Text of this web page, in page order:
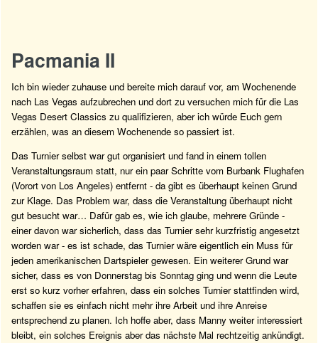
Pacmania II
Ich bin wieder zuhause und bereite mich darauf vor, am Wochenende
nach Las Vegas aufzubrechen und dort zu versuchen mich für die Las
Vegas Desert Classics zu qualifizieren, aber ich würde Euch gern
erzählen, was an diesem Wochenende so passiert ist.
Das Turnier selbst war gut organisiert und fand in einem tollen
Veranstaltungsraum statt, nur ein paar Schritte vom Burbank Flughafen
(Vorort von Los Angeles) entfernt - da gibt es überhaupt keinen Grund
zur Klage. Das Problem war, dass die Veranstaltung überhaupt nicht
gut besucht war… Dafür gab es, wie ich glaube, mehrere Gründe -
einer davon war sicherlich, dass das Turnier sehr kurzfristig angesetzt
worden war - es ist schade, das Turnier wäre eigentlich ein Muss für
jeden amerikanischen Dartspieler gewesen. Ein weiterer Grund war
sicher, dass es von Donnerstag bis Sonntag ging und wenn die Leute
erst so kurz vorher erfahren, dass ein solches Turnier stattfinden wird,
schaffen sie es einfach nicht mehr ihre Arbeit und ihre Anreise
entsprechend zu planen. Ich hoffe aber, dass Manny weiter interessiert
bleibt, ein solches Ereignis aber das nächste Mal rechtzeitig ankündigt.